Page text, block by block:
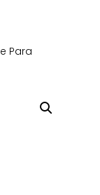
Para